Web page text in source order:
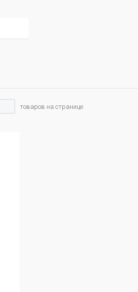
товаров на странице